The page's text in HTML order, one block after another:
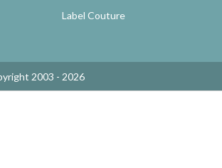
Label Couture
2003 - 2026